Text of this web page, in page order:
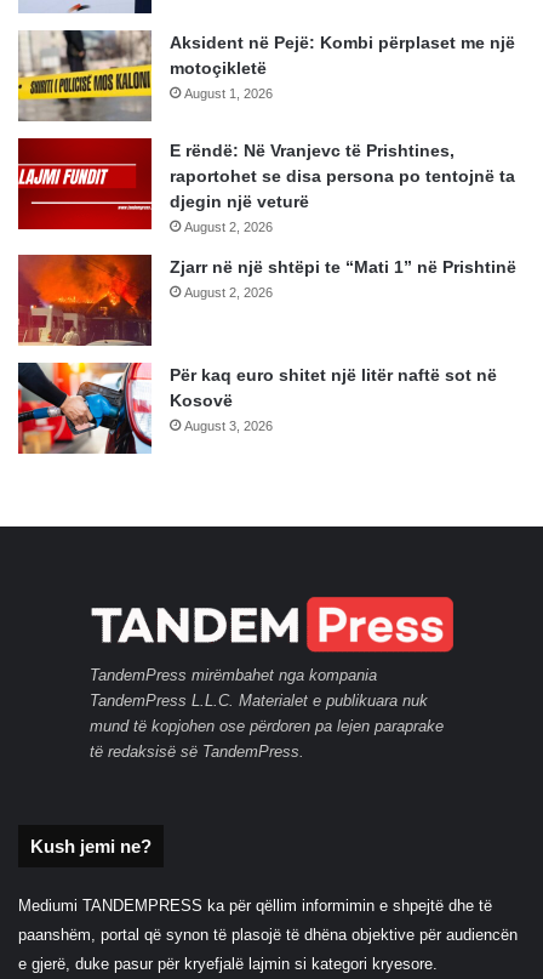
Aksident në Pejë: Kombi përplaset me një
motoçikletë
August 1, 2026
E rëndë: Në Vranjevc të Prishtines,
raportohet se disa persona po tentojnë ta
djegin një veturë
August 2, 2026
Zjarr në një shtëpi te “Mati 1” në Prishtinë
August 2, 2026
Për kaq euro shitet një litër naftë sot në
Kosovë
August 3, 2026
TandemPress mirëmbahet nga kompania
TandemPress L.L.C. Materialet e publikuara nuk
mund të kopjohen ose përdoren pa lejen paraprake
të redaksisë së TandemPress.
Kush jemi ne?
Mediumi TANDEMPRESS ka për qëllim informimin e shpejtë dhe të
paanshëm, portal që synon të plasojë të dhëna objektive për audiencën
e gjerë, duke pasur për kryefjalë lajmin si kategori kryesore.